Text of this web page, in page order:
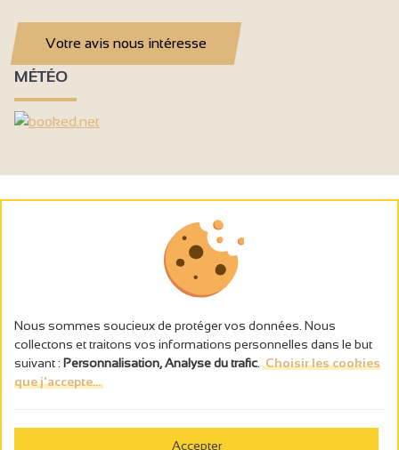
Votre avis nous intéresse
MÉTÉO
L’abus d’alcool est dangereux pour la santé, à consommer avec
Nous sommes soucieux de protéger vos données. Nous
collectons et traitons vos informations personnelles dans le but
suivant : Personnalisation, Analyse du trafic Choisir les cookies
que j'accepte...
Accepter